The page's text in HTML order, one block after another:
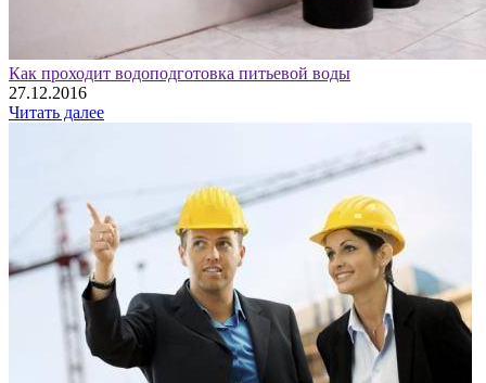
Как проходит водоподготовка питьевой воды
27.12.2016
Читать далее